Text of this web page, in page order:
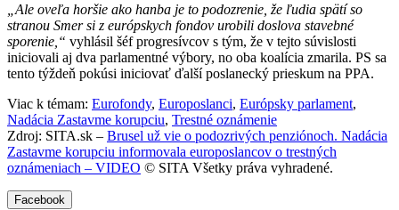
„Ale oveľa horšie ako hanba je to podozrenie, že ľudia spätí so
stranou Smer si z európskych fondov urobili doslova stavebné
sporenie,“ vyhlásil šéf progresívcov s tým, že v tejto súvislosti
iniciovali aj dva parlamentné výbory, no oba koalícia zmarila. PS sa
tento týždeň pokúsi iniciovať ďalší poslanecký prieskum na PPA.
Viac k témam: Eurofondy, Europoslanci, Európsky parlament,
Nadácia Zastavme korupciu, Trestné oznámenie
Zdroj: SITA.sk – Brusel už vie o podozrivých penziónoch. Nadácia
Zastavme korupciu informovala europoslancov o trestných
oznámeniach – VIDEO © SITA Všetky práva vyhradené.
Facebook